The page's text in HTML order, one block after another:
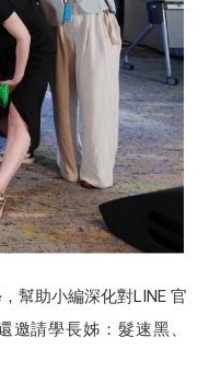
幫助小編深化對LINE 官
請學長姊：髮速黑、